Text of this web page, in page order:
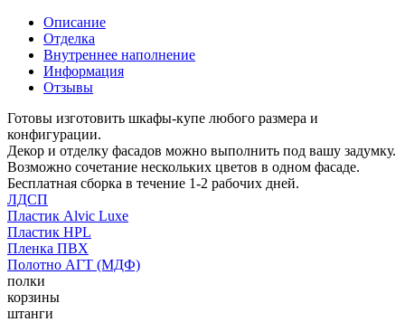
Описание
Отделка
Внутреннее наполнение
Информация
Отзывы
Готовы изготовить шкафы-купе любого размера и
конфигурации.
Декор и отделку фасадов можно выполнить под вашу задумку.
Возможно сочетание нескольких цветов в одном фасаде.
Бесплатная сборка в течение 1-2 рабочих дней.
ЛДСП
Пластик Alvic Luxe
Пластик HPL
Пленка ПВХ
Полотно АГТ (МДФ)
полки
корзины
штанги